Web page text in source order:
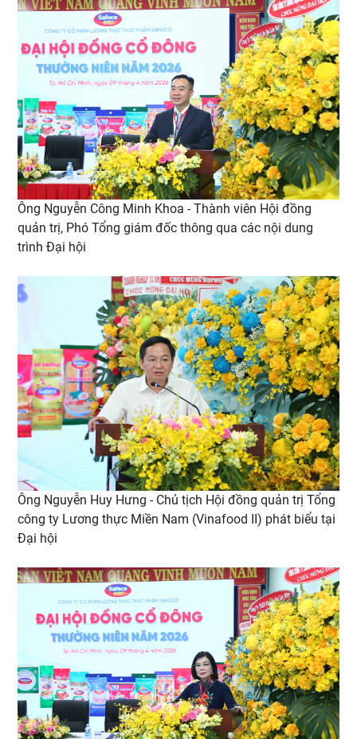
Ông Nguyễn Công Minh Khoa - Thành viên Hội đồng
quản trị, Phó Tổng giám đốc thông qua các nội dung
trình Đại hội
Ông Nguyễn Huy Hưng - Chủ tịch Hội đồng quản trị Tổng
công ty Lương thực Miền Nam (Vinafood II) phát biểu tại
Đại hội